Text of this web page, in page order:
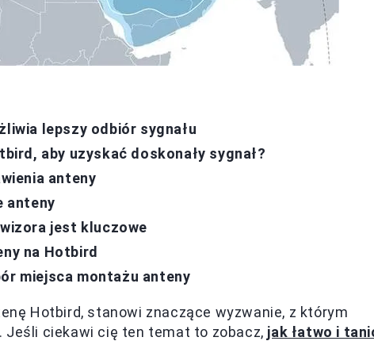
lepszy odbiór sygnału
aby uzyskać doskonały sygnał?
anteny
anteny
jest kluczowe
na Hotbird
miejsca montażu anteny
Hotbird, stanowi znaczące wyzwanie, z którym
Jeśli ciekawi cię ten temat to zobacz, jak łatwo i